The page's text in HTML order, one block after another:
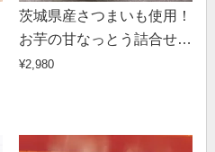
茨城県産さつまいも使用！
お芋の甘なっとう詰合せ
3種計5袋
¥2,980